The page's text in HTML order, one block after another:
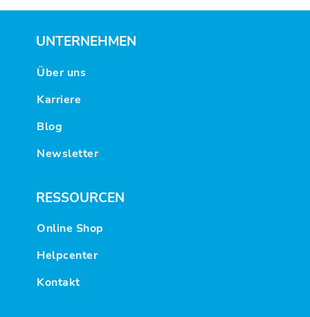
UNTERNEHMEN
Über uns
Karriere
Blog
Newsletter
RESSOURCEN
Online Shop
Helpcenter
Kontakt